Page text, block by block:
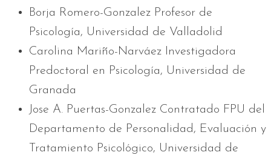
Borja Romero-Gonzalez Profesor de
Psicología, Universidad de Valladolid
Carolina Mariño-Narváez Investigadora
Predoctoral en Psicología, Universidad de
Granada
Jose A. Puertas-Gonzalez Contratado FPU del
Departamento de Personalidad, Evaluación y
Tratamiento Psicológico, Universidad de